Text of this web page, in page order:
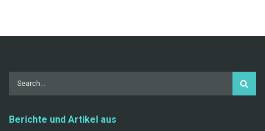
Berichte und Artikel aus